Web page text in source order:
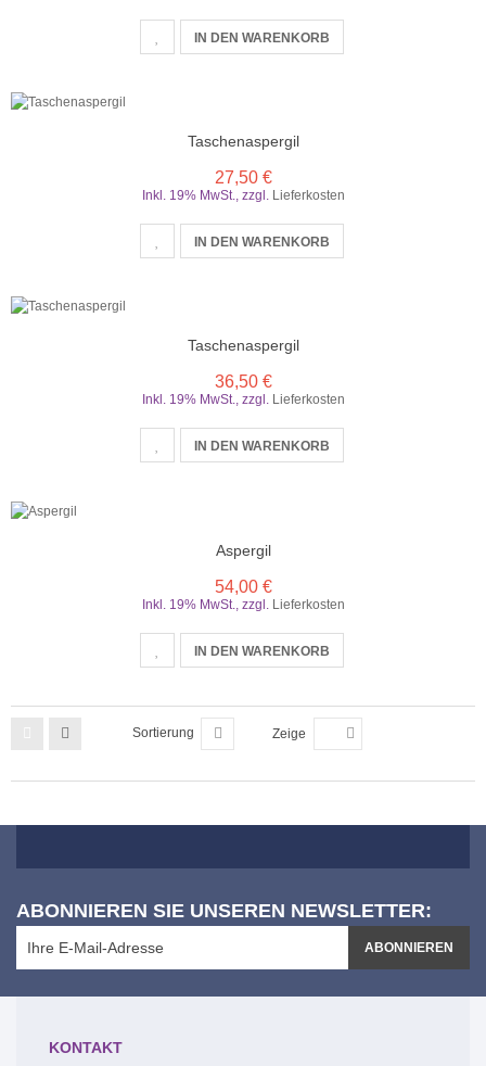
IN DEN WARENKORB
Taschenaspergil
27,50 €
Inkl. 19% MwSt., zzgl. Lieferkosten
IN DEN WARENKORB
Taschenaspergil
36,50 €
Inkl. 19% MwSt., zzgl. Lieferkosten
IN DEN WARENKORB
Aspergil
54,00 €
Inkl. 19% MwSt. zzgl. Lieferkosten
IN DEN WARENKORB
Sortierung Zeige
ABONNIEREN SIE UNSEREN NEWSLETTER:
ABONNIEREN
KONTAKT